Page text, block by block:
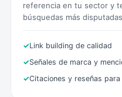
referencia en tu sector y
búsquedas más
Link building de calidad
Señales de marca y
Citaciones y reseñas para